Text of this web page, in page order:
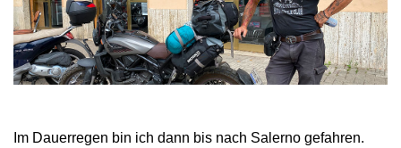
Im Dauerregen bin ich dann bis nach Salerno gefahren.